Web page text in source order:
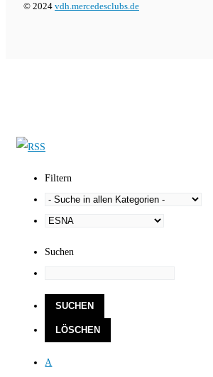
© 2024 vdh.mercedesclubs.de
Filtern
Suchen
A